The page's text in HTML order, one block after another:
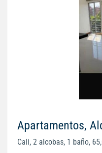
Apartamentos,
Cali, 2 alcobas, 1 baño,